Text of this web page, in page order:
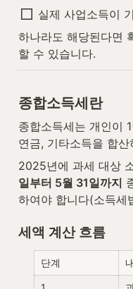
실제 사업소득이
하나라도 해당된다면
할 수 있습니다.
종합소득세란
종합소득세는 개인이
연금, 기타소득을 합
2025년에 과세 대상
일부터 5월 31일까지
하여야 합니다(소득세
세액 계산 흐름
단계